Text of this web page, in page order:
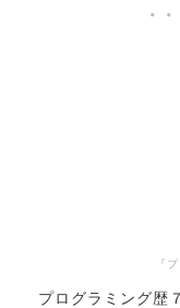
『
プログラミング歴